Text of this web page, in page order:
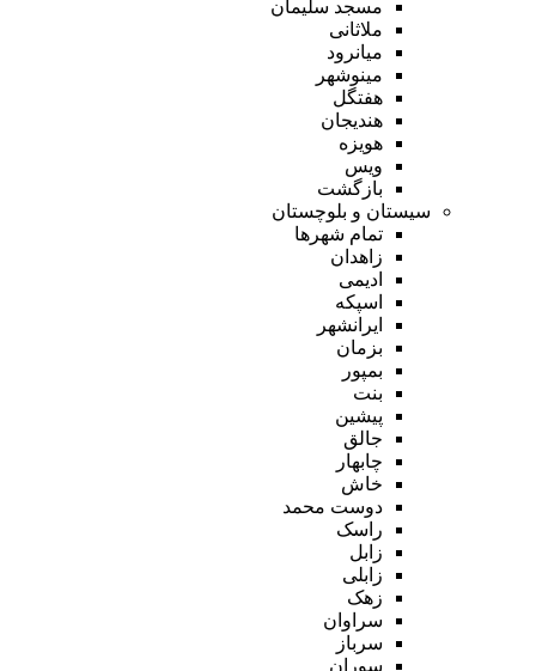
مسجد سلیمان
ملاثانی
میانرود
مینوشهر
هفتگل
هندیجان
هویزه
ویس
بازگشت
سیستان و بلوچستان
تمام شهر‌ها
زاهدان
ادیمی
اسپکه
ایرانشهر
بزمان
بمپور
بنت
پیشین
جالق
چابهار
خاش
دوست محمد
راسک
زابل
زابلی
زهک
سراوان
سرباز
سوران